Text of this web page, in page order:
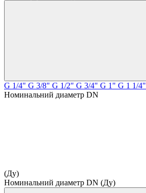
G 1/4" G 3/8" G 1/2" G 3/4" G 1" G 1 1/4"
Номинальний диаметр DN
(Ду)
Номинальний диаметр DN (Ду)